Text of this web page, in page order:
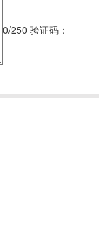
0/250 验证码：